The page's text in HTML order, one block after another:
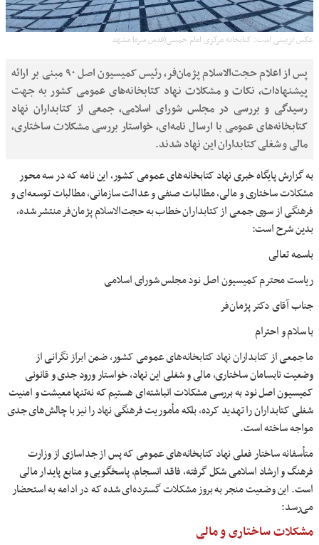
عکس تزیینی است: کتابخانه مرکزی امام خمینی(قدس سره) مشهد
پس از اعلام حجت‌الاسلام پژمان‌فر، رئیس کمیسیون اصل ۹۰ مبنی بر ارائه
پیشنهادات، نکات و مشکلات نهاد کتابخانه‌های عمومی کشور به جهت
رسیدگی و بررسی در مجلس شورای اسلامی، جمعی از کتابداران نهاد
کتابخانه‌های عمومی با ارسال نامه‌ای، خواستار بررسی مشکلات ساختاری،
مالی و شغلی کتابداران این نهاد شدند.
به گزارش پایگاه خبری نهاد کتابخانه‌های عمومی کشور، این نامه که در سه محور
مشکلات ساختاری و مالی، مطالبات صنفی و عدالت سازمانی، مطالبات توسعه‌ای و
فرهنگی از سوی جمعی از کتابداران خطاب به حجت‌الاسلام پژمان‌فر منتشر شده،
بدین شرح است:
باسمه تعالی
ریاست محترم کمیسیون اصل نود مجلس شورای اسلامی‌
جناب آقای دکتر پژمان‌فر
با سلام و احترام
ما جمعی از کتابداران نهاد کتابخانه‌های عمومی کشور، ضمن ابراز نگرانی از
وضعیت نابسامان ساختاری، مالی و شغلی این نهاد، خواستار ورود جدی و قانونی
کمیسیون اصل نود به بررسی مشکلات انباشته‌ای هستیم که نه‌تنها معیشت و امنیت
شغلی کتابداران را تهدید کرده، بلکه مأموریت فرهنگی نهاد را نیز با چالش‌های جدی
مواجه ساخته است.
متأسفانه ساختار فعلی نهاد کتابخانه‌های عمومی که پس از جداسازی از وزارت
فرهنگ و ارشاد اسلامی شکل گرفته، فاقد انسجام، پاسخگویی و منابع پایدار مالی
است. این وضعیت منجر به بروز مشکلات گسترده‌ای شده که در ادامه به استحضار
می‌رسد:
مشکلات ساختاری و مالی